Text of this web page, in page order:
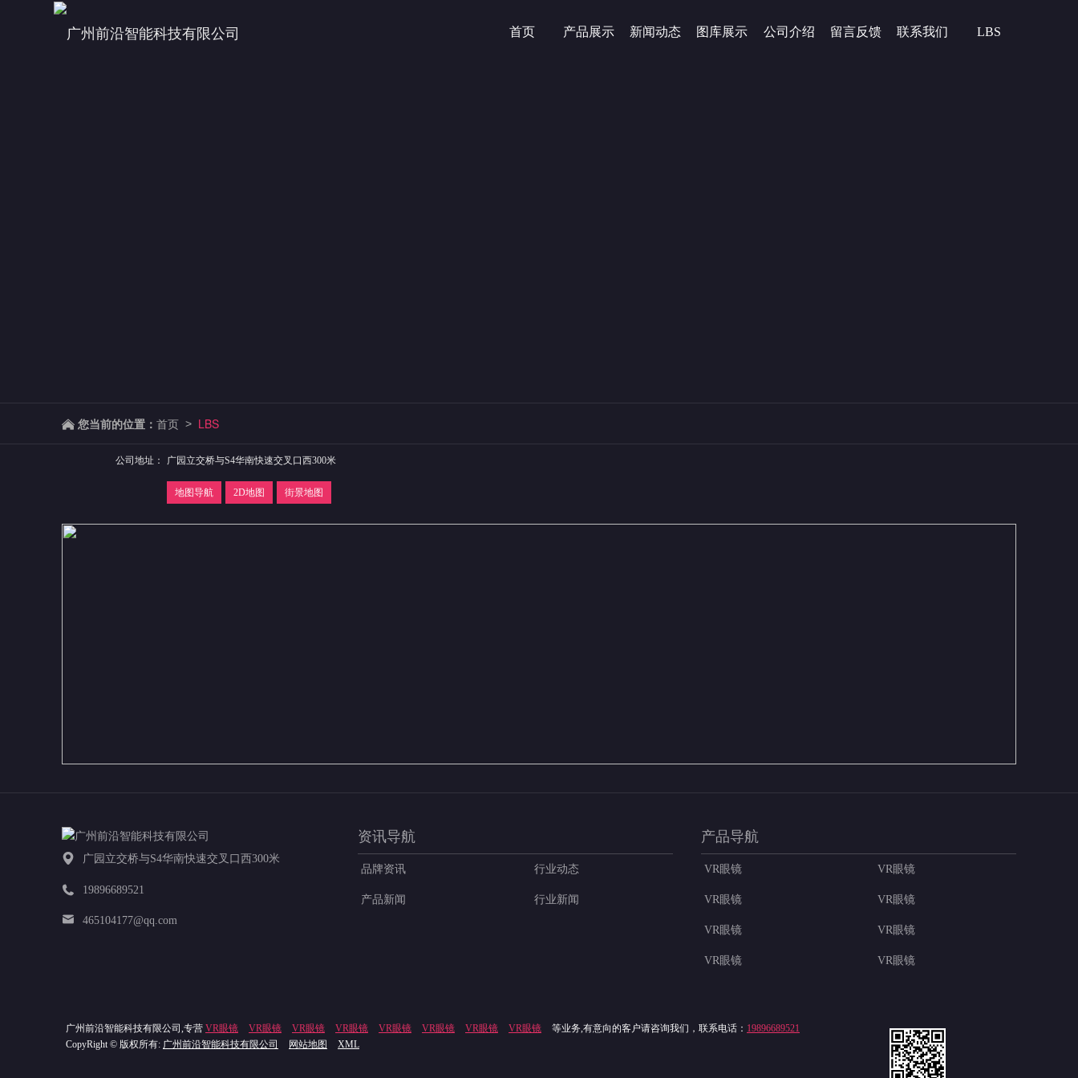
首页 产品展示 新闻动态 图库展示 公司介绍 留言反馈 联系我们 LBS
您当前的位置： 首页 > LBS
公司地址： 广园立交桥与S4华南快速交叉口西300米
地图导航 2D地图 街景地图
广园立交桥与S4华南快速交叉口西300米
19896689521
465104177@qq.com
资讯导航
品牌资讯 行业动态
产品新闻 行业新闻
产品导航
VR眼镜 VR眼镜
VR眼镜 VR眼镜
VR眼镜 VR眼镜
VR眼镜 VR眼镜
广州前沿智能科技有限公司,专营 VR眼镜 VR眼镜 VR眼镜 VR眼镜 VR眼镜 VR眼镜 VR眼镜 VR眼镜 等业务,有意向的客户请咨询我们，联系电话： 19896689521
CopyRight © 版权所有: 广州前沿智能科技有限公司 网站地图 XML